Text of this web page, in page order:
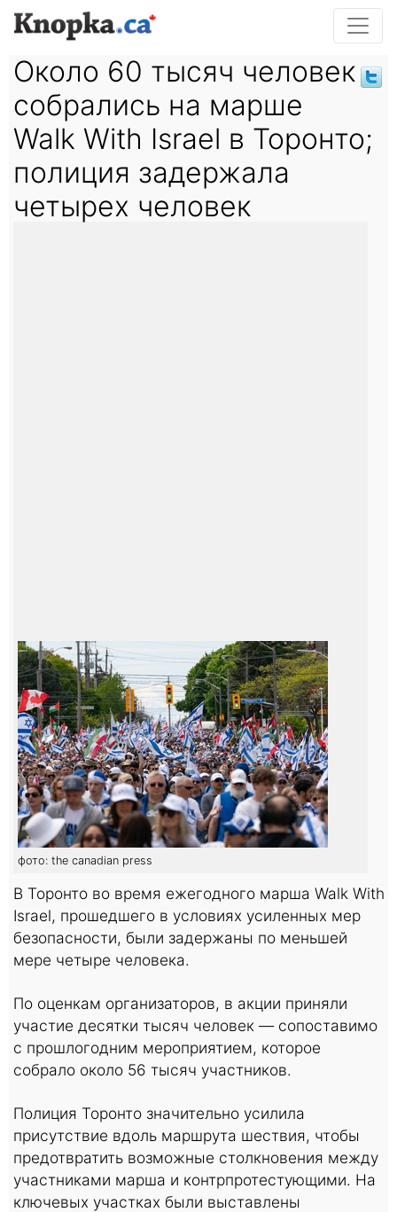
Около 60 тысяч человек
собрались на марше
Walk With Israel в Торонто;
полиция задержала
четырех человек
фото: the canadian press
В Торонто во время ежегодного марша Walk With
Israel, прошедшего в условиях усиленных мер
безопасности, были задержаны по меньшей
мере четыре человека.
По оценкам организаторов, в акции приняли
участие десятки тысяч человек — сопоставимо
с прошлогодним мероприятием, которое
собрало около 56 тысяч участников.
Полиция Торонто значительно усилила
присутствие вдоль маршрута шествия, чтобы
предотвратить возможные столкновения между
участниками марша и контрпротестующими. На
ключевых участках были выставлены